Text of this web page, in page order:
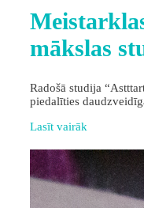
mākslas
Radošā studija
piedalīties
Lasīt vairāk